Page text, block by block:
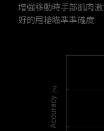
增強移動時手部肌肉
好的甩槍瞄準準確度